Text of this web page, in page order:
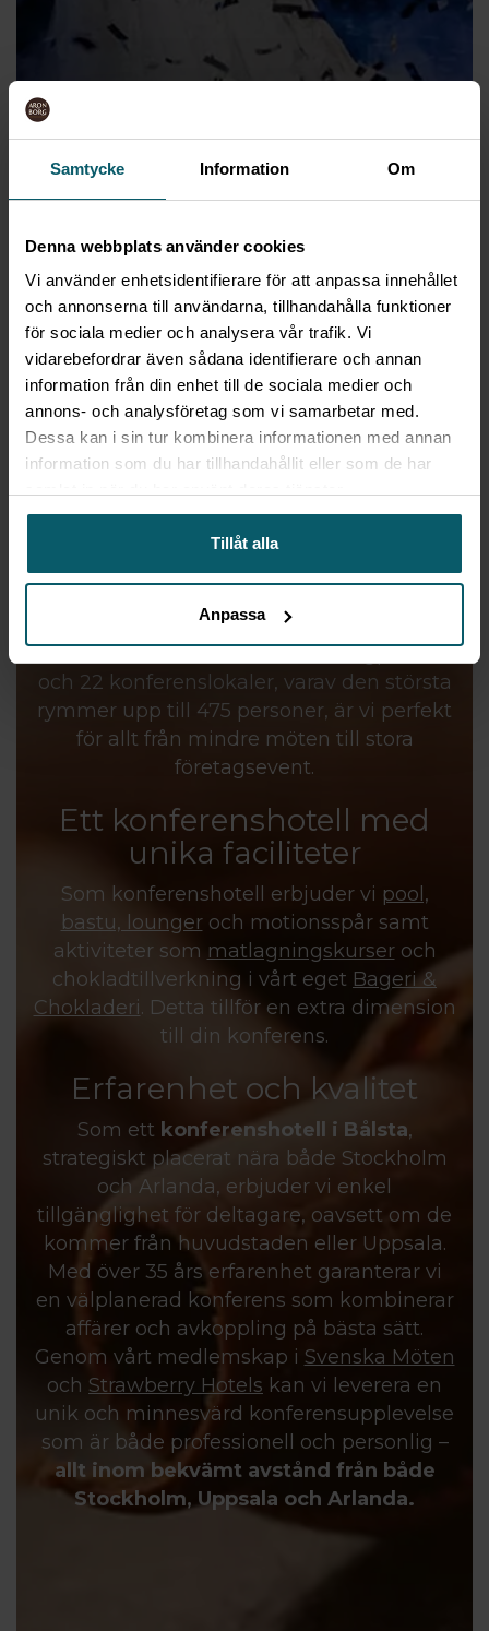
Samtycke Information Om
Denna webbplats använder cookies
Vi använder enhetsidentifierare för att anpassa innehållet
och annonserna till användarna, tillhandahålla funktioner
för sociala medier och analysera vår trafik. Vi
vidarebefordrar även sådana identifierare och annan
information från din enhet till de sociala medier och
annons- och analysföretag som vi samarbetar med.
Dessa kan i sin tur kombinera informationen med annan
information som du har tillhandahållit eller som de har
Tillåt alla
Anpassa
KONFERENSHOTELL
UTANFÖR STOCKHOLM
Aronsborg är ett konferenshotell som
service med en naturskön miljö strax
utanför Stockholm. Med 390 sängplatser
och 22 konferenslokaler, varav den största
rymmer upp till 475 personer, är vi perfekt
för allt från mindre möten till stora
företagsevent.
Ett konferenshotell med
unika faciliteter
Som konferenshotell erbjuder vi pool,
bastu, loungeroch motionsspår samt
aktiviteter som matlagningskurseroch
chokladtillverkning i vårt eget Bageri &
Chokladeri. Detta tillför en extra dimension
till din konferens.
Erfarenhet och kvalitet
Som ett konferenshotell i Bålsta,
strategiskt placerat nära både Stockholm
och Arlanda, erbjuder vi enkel
tillgänglighet för deltagare, oavsett om de
kommer från huvudstaden eller Uppsala.
Med över 35 års erfarenhet garanterar vi
en välplanerad konferens som kombinerar
affärer och avkoppling på bästa sätt.
Genom vårt medlemskap i Svenska Möten
och Strawberry Hotels kan vi leverera en
unik och minnesvärd konferensupplevelse
som är både professionell och personlig –
allt inom bekvämt avstånd från både
Stockholm, Uppsala och Arlanda.